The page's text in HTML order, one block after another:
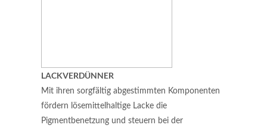
LACKVERDÜNNER
Mit ihren sorgfältig abgestimmten Komponenten
fördern lösemittelhaltige Lacke die
Pigmentbenetzung und steuern bei der